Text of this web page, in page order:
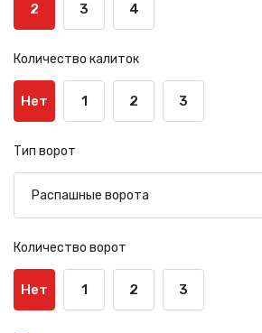
2 3 4
Количество калиток
Нет 1 2 3
Тип ворот
Количество ворот
Нет 1 2 3